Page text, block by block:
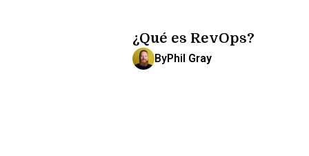
¿Qué es RevOps?
ByPhil Gray